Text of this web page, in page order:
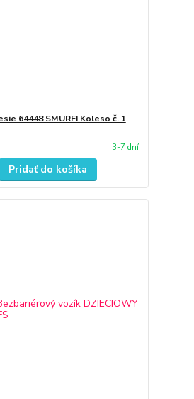
64448 SMURFI Koleso č. 1
3-7 dní
Pridať do košíka